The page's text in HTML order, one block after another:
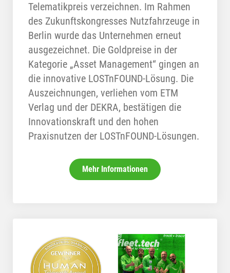
Telematikpreis verzeichnen. Im Rahmen
des Zukunftskongresses Nutzfahrzeuge in
Berlin wurde das Unternehmen erneut
ausgezeichnet. Die Goldpreise in der
Kategorie „Asset Management“ gingen an
die innovative LOSTnFOUND-Lösung. Die
Auszeichnungen, verliehen vom ETM
Verlag und der DEKRA, bestätigen die
Innovationskraft und den hohen
Praxisnutzen der LOSTnFOUND-Lösungen.
Mehr Informationen